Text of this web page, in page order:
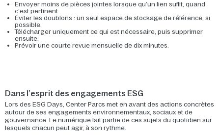
Envoyer moins de pièces jointes lorsque qu’un lien suffit, quand
c’est pertinent.
Éviter les doublons : un seul espace de stockage de référence, si
possible.
Télécharger uniquement ce qui est nécessaire, puis supprimer
ensuite.
Prévoir une courte revue mensuelle de dix minutes.
Dans l’esprit des engagements ESG
Lors des ESG Days, Center Parcs met en avant des actions concrètes
autour de ses engagements environnementaux, sociaux et de
gouvernance. Le numérique fait partie de ces sujets du quotidien sur
lesquels chacun peut agir, à son rythme.